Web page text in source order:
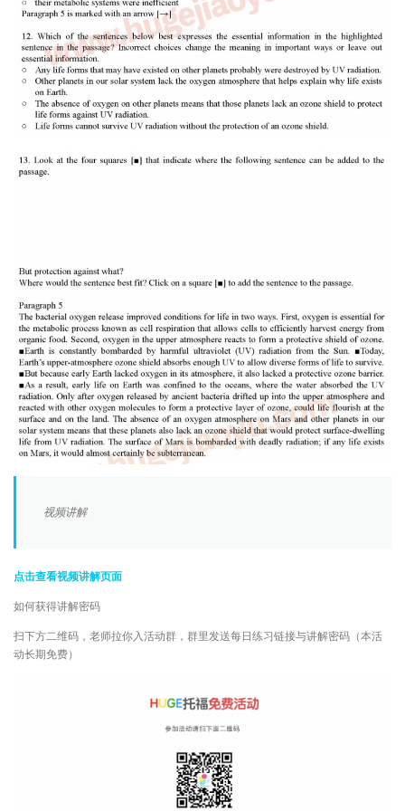
视频讲解
点击查看视频讲解页面
如何获得讲解密码
扫下方二维码，老师拉你入活动群，群里发送每日练习链接与讲解密码（本活
动长期免费）